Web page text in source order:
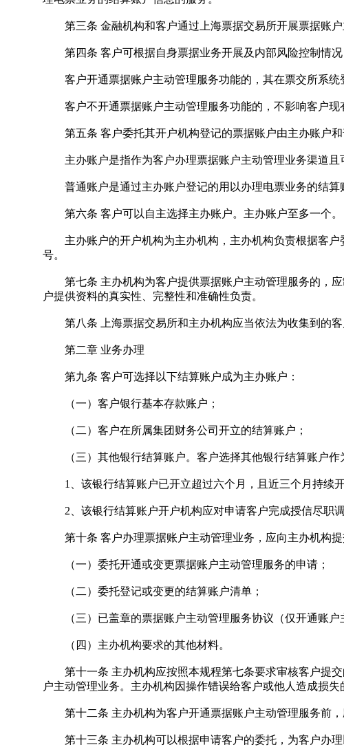
第三条 金融机构和客户通过上海票据交易所开展票据账户
第四条 客户可根据自身票据业务开展及内部风险控制情况
客户开通票据账户主动管理服务功能的，其在票交所系统
客户不开通票据账户主动管理服务功能的，不影响客户现
第五条 客户委托其开户机构登记的票据账户由主办账户和
主办账户是指作为客户办理票据账户主动管理业务渠道且
普通账户是通过主办账户登记的用以办理电票业务的结算
第六条 客户可以自主选择主办账户。主办账户至多一个。
主办账户的开户机构为主办机构，主办机构负责根据客户
号。
第七条 主办机构为客户提供票据账户主动管理服务的，应
户提供资料的真实性、完整性和准确性负责。
第八条 上海票据交易所和主办机构应当依法为收集到的客
第二章 业务办理
第九条 客户可选择以下结算账户成为主办账户：
（一）客户银行基本存款账户；
（二）客户在所属集团财务公司开立的结算账户；
（三）其他银行结算账户。客户选择其他银行结算账户作
1、该银行结算账户已开立超过六个月，且近三个月持续开
2、该银行结算账户开户机构应对申请客户完成授信尽职调
第十条 客户办理票据账户主动管理业务，应向主办机构提
（一）委托开通或变更票据账户主动管理服务的申请；
（二）委托登记或变更的结算账户清单；
（三）已盖章的票据账户主动管理服务协议（仅开通账户
（四）主办机构要求的其他材料。
第十一条 主办机构应按照本规程第七条要求审核客户提交
户主动管理业务。主办机构因操作错误给客户或他人造成损失
第十二条 主办机构为客户开通票据账户主动管理服务前，
第十三条 主办机构可以根据申请客户的委托，为客户办理